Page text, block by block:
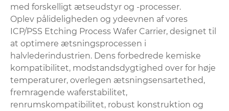
med forskelligt ætseudstyr og -processer.
Oplev pålideligheden og ydeevnen af ​​vores
ICP/PSS Etching Process Wafer Carrier, designet til
at optimere ætsningsprocessen i
halvlederindustrien. Dens forbedrede kemiske
kompatibilitet, modstandsdygtighed over for høje
temperaturer, overlegen ætsningsensartethed,
fremragende waferstabilitet,
renrumskompatibilitet, robust konstruktion og